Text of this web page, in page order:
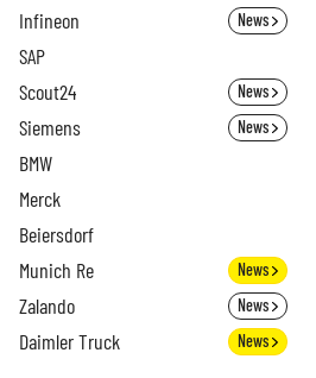
Infineon News
SAP
Scout24 News
Siemens News
BMW
Merck
Beiersdorf
Munich Re News
Zalando News
Daimler Truck News